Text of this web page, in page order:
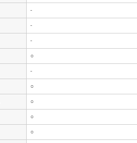
-
-
-
○
-
○
○
○
○